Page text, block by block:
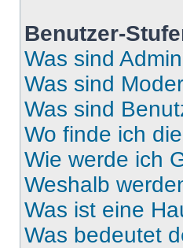
Benutzer-
Was sind
Was sind
Was sind
Wo finde ich
Wie werde ich
Weshalb
Was ist eine
Was bedeutet